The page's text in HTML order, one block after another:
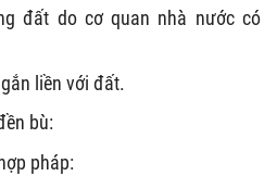
đất do cơ quan nhà nước có
liền với đất.
bù:
pháp: